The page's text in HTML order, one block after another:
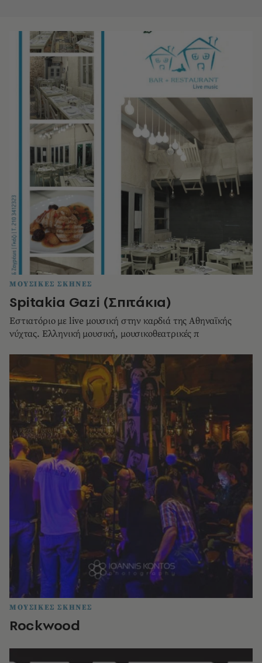
ΜΟΥΣΙΚΕΣ ΣΚΗΝΕΣ
Spitakia Gazi (Σπιτάκια)
Εστιατόριο με live μουσική στην καρδιά της Αθηναϊκής
νύχτας. Ελληνική μουσική, μουσικοθεατρικές π
ΜΟΥΣΙΚΕΣ ΣΚΗΝΕΣ
Rockwood